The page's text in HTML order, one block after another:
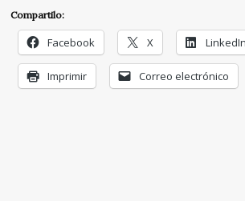
Compartilo:
Facebook X LinkedIn
Imprimir Correo electrónico